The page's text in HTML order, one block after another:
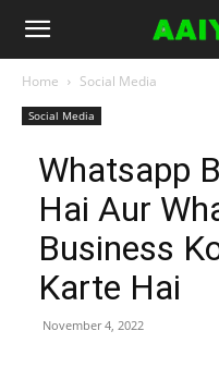
Home Social Media
Social Media
Whatsapp
Hai Aur
Business
Karte Hai
November 4, 2022